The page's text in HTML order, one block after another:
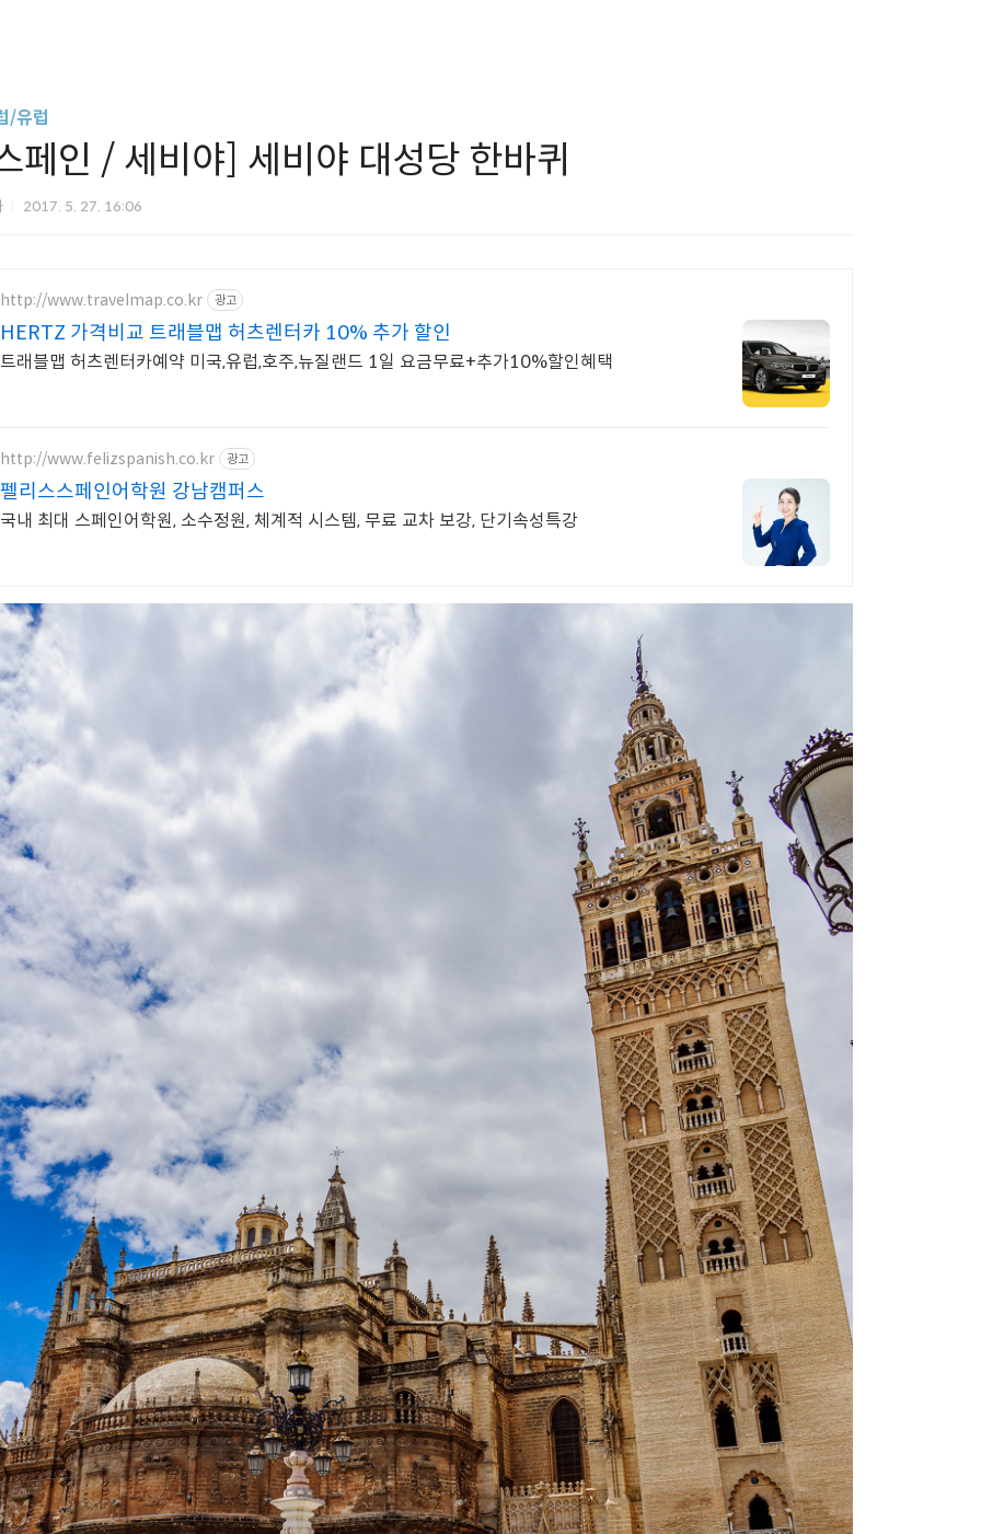
/유럽
페인 / 세비야] 세비야 대성당 한바퀴
2017. 5. 27. 16:06
http://www.travelmap.co.kr 광고
HERTZ 가격비교 트래블맵 허츠렌터카 10% 추가 할인
트래블맵 허츠렌터카예약 미국,유럽,호주,뉴질랜드 1일 요금무료+추가10%할인혜택
http://www.felizspanish.co.kr 광고
펠리스스페인어학원 강남캠퍼스
국내 최대 스페인어학원, 소수정원, 체계적 시스템, 무료 교차 보강, 단기속성특강